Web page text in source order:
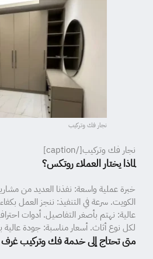
نجار فك وتركيب
نجار فك وتركيب[/caption]
لماذا يختار العملاء روتكس؟
خبرة عملية واسعة: نفذنا العديد من
الكويت. سرعة في التنفيذ: ننجز العمل
عالية: نهتم بأصغر التفاصيل. أدوات
لكل نوع أثاث. أسعار مناسبة: جودة عالية
متى تحتاج إلى خدمة فك وتركيب غرف